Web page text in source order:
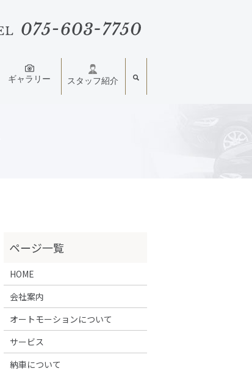
ギャラリー スタッフ紹介
HOME
会社案内
オートモーションについて
サービス
納車について